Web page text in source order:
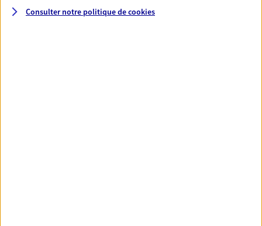
Consulter notre politique decookies